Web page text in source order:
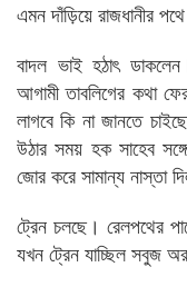
এমন দাঁড়িয়ে রাজধানীর
বাদল ভাই হঠাৎ
আগামী তাবলিগের কথা
লাগবে কি না জানতে
উঠার সময় হক সাহেব
জোর করে সামান্য নাস্তা
ট্রেন চলছে। রেলপথের
যখন ট্রেন যাচ্ছিল সবুজ